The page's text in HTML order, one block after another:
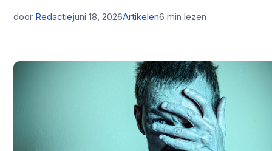
door Redactiejuni 18, 2026Artikelen6 min lezen